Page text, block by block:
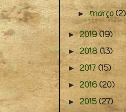
►março(2)
►2019(19)
►2018(13)
► 2017 (15)
► 2016(20)
► 2015(27)